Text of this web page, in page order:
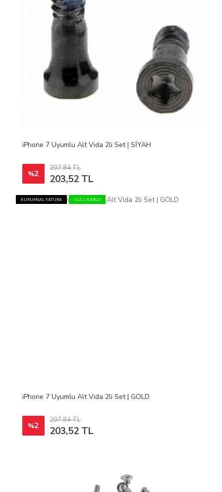
iPhone 7 Uyumlu Alt Vida 2li Set | SİYAH
%2
207,84 TL
203,52 TL
KURUMSAL FATURA HIZLI KARGO
iPhone 7 Uyumlu Alt Vida 2li Set | GOLD
%2
207,84 TL
203,52 TL